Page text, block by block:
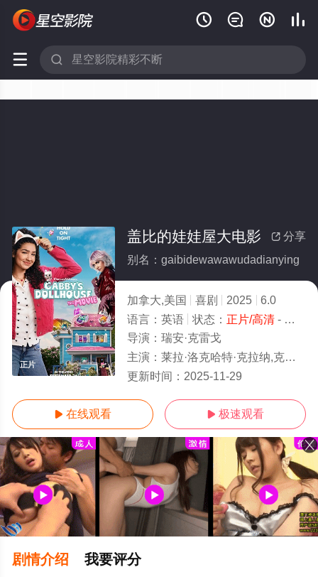
   
 
正片
 分享
盖比的娃娃屋大电影
别名：gaibidewawawudadianying
加拿大,美国 喜剧 2025
6.0
语言： 英语 状态： 正片/高清- 免费在线观看
导演： 瑞安·克雷戈
主演： 莱拉·洛克哈特·克拉纳,克里斯汀·韦格,蒂娜·乌库,卡拉·塔萨拉,塔拉·斯特朗
更新时间： 2025-11-29
 在线观看  极速观看
剧情介绍 我要评分